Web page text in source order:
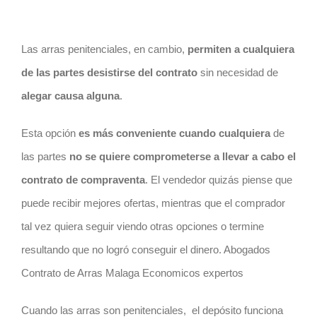
Las arras penitenciales, en cambio, permiten a cualquiera
de las partes desistirse del contratosin necesidad de
alegar causa alguna.
Esta opción es más conveniente cuando cualquierade
las partes no se quiere comprometerse a llevar a cabo el
contratode compraventa. El vendedor quizás piense que
puede recibir mejores ofertas, mientras que el comprador
tal vez quiera seguir viendo otras opciones o termine
resultando que no logró conseguir el dinero. Abogados
Contrato de Arras Malaga Economicos expertos
Cuando las arras son penitenciales, el depósito funciona